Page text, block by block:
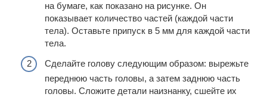
на бумаге, как показано на рисунке. Он
показывает количество частей (каждой части
тела). Оставьте припуск в 5 мм для каждой части
тела.
Сделайте голову следующим образом: вырежьте
переднюю часть головы, а затем заднюю часть
головы. Сложите детали наизнанку, сшейте их